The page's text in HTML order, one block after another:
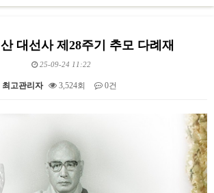
대선사 제28주기 추모 다례재
25-09-24 11:22
최고관리자 3,524회 0건